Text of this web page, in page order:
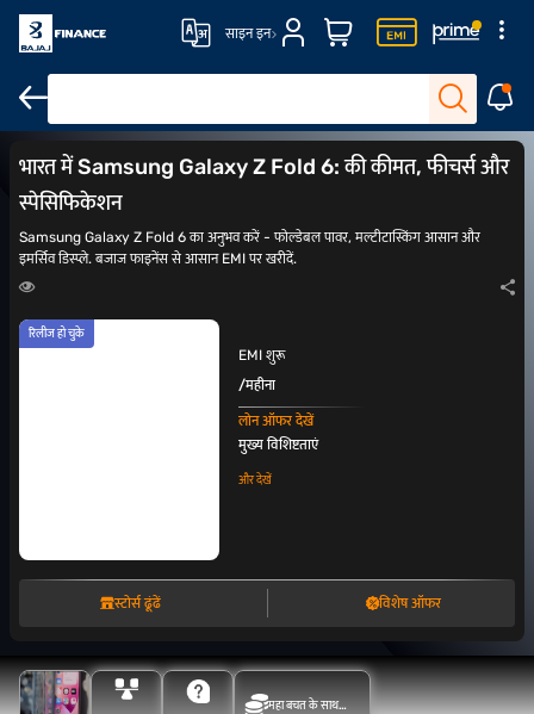
साइन इन
Samsung 5G मोबाइल Samsung के लेटेस्ट स्मार्टफोन 5G मोबाइल
भारत में Samsung Galaxy Z Fold 6: की कीमत, फीचर्स और
स्पेसिफिकेशन
Samsung Galaxy Z Fold 6 का अनुभव करें - फोल्डेबल पावर, मल्टीटास्किंग आसान और
इमर्सिव डिस्प्ले. बजाज फाइनेंस से आसान EMI पर खरीदें.
रिलीज हो चुके
EMI शुरू
/महीना
लोन ऑफर देखें
मुख्य विशिष्टताएं
और देखें
स्टोर्स ढूंढें विशेष ऑफर
महा बचत के साथ